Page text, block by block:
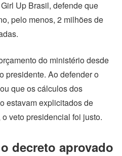
Up Brasil, defende que
pelo menos, 2 milhões de
do ministério desde
presidente. Ao defender o
que os cálculos dos
estavam explicitados de
veto presidencial foi justo.
decreto aprovado